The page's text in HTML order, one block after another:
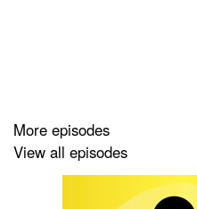
More episodes
View all episodes